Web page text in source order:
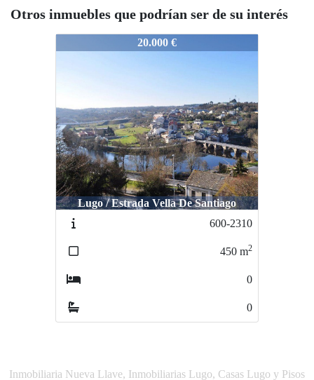
Otros inmuebles que podrían ser de su interés
20.000 €
Lugo / Estrada Vella De Santiago
600-2310
450 m2
0
0
Inmobiliaria Nueva Llave, Inmobiliarias Lugo, Casas Lugo y Pisos